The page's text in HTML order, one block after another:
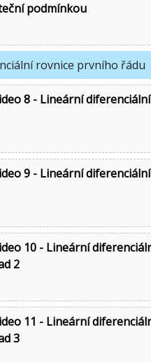
podmínkou
rovnice prvního řádu
8 - Lineární
9 - Lineární
10 - Lineární
2
11 - Lineární
3